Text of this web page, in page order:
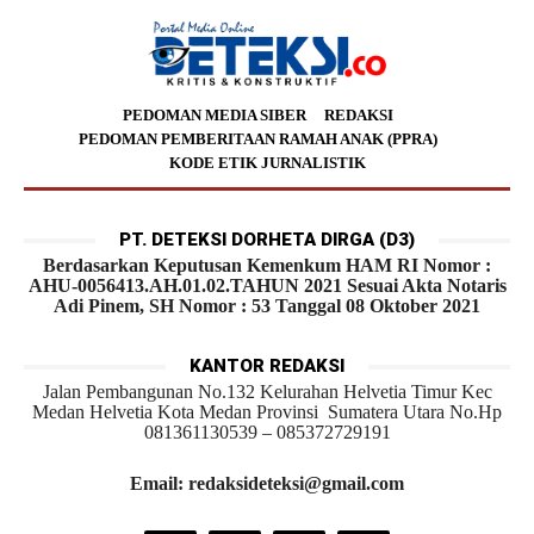
PEDOMAN MEDIA SIBER
REDAKSI
PEDOMAN PEMBERITAAN RAMAH ANAK (PPRA)
KODE ETIK JURNALISTIK
PT. DETEKSI DORHETA DIRGA (D3)
Berdasarkan Keputusan Kemenkum HAM RI Nomor :
AHU-0056413.AH.01.02.TAHUN 2021 Sesuai Akta Notaris
Adi Pinem, SH Nomor : 53 Tanggal 08 Oktober 2021
KANTOR REDAKSI
Jalan Pembangunan No.132 Kelurahan Helvetia Timur Kec
Medan Helvetia Kota Medan Provinsi Sumatera Utara No.Hp
081361130539 – 085372729191
Email: redaksideteksi@gmail.com